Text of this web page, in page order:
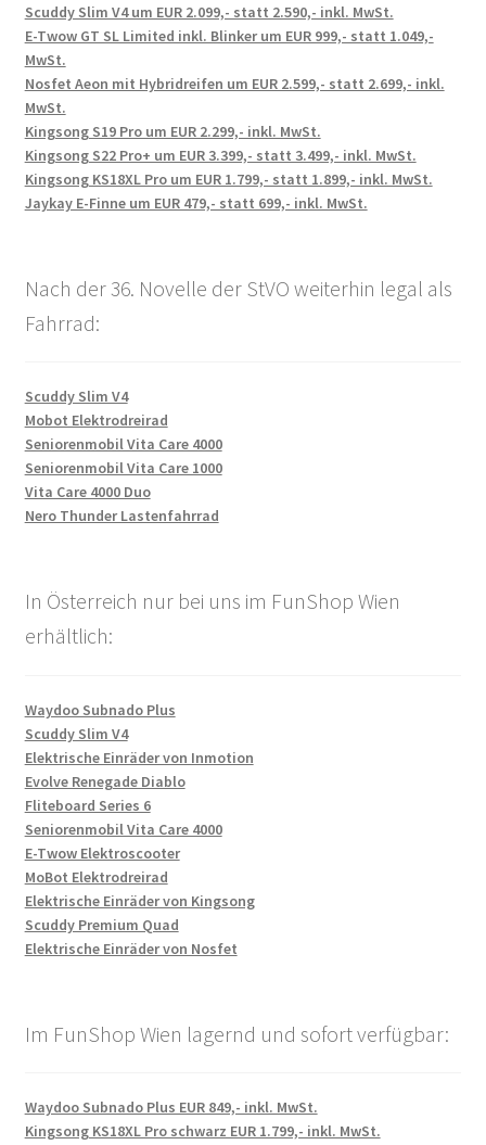
Scuddy Slim V4 um EUR 2.099,- statt 2.590,- inkl. MwSt.
E-Twow GT SL Limited inkl. Blinker um EUR 999,- statt 1.049,-
MwSt.
Nosfet Aeon mit Hybridreifen um EUR 2.599,- statt 2.699,- inkl.
MwSt.
Kingsong S19 Pro um EUR 2.299,- inkl. MwSt.
Kingsong S22 Pro+ um EUR 3.399,- statt 3.499,- inkl. MwSt.
Kingsong KS18XL Pro um EUR 1.799,- statt 1.899,- inkl. MwSt.
Jaykay E-Finne um EUR 479,- statt 699,- inkl. MwSt.
Nach der 36. Novelle der StVO weiterhin legal als
Fahrrad:
Scuddy Slim V4
Mobot Elektrodreirad
Seniorenmobil Vita Care 4000
Seniorenmobil Vita Care 1000
Vita Care 4000 Duo
Nero Thunder Lastenfahrrad
In Österreich nur bei uns im FunShop Wien
erhältlich:
Waydoo Subnado Plus
Scuddy Slim V4
Elektrische Einräder von Inmotion
Evolve Renegade Diablo
Fliteboard Series 6
Seniorenmobil Vita Care 4000
E-Twow Elektroscooter
MoBot Elektrodreirad
Elektrische Einräder von Kingsong
Scuddy Premium Quad
Elektrische Einräder von Nosfet
Im FunShop Wien lagernd und sofort verfügbar:
Waydoo Subnado Plus EUR 849,- inkl. MwSt.
Kingsong KS18XL Pro schwarz EUR 1.799,- inkl. MwSt.